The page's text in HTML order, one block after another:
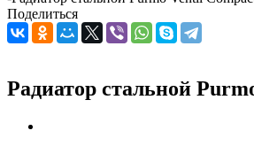
Поделиться
Радиатор стальной